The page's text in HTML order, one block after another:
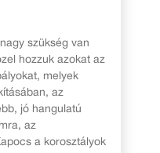
szükség van
hozzuk azokat az
melyek
az
jó hangulatú
az
a korosztályok